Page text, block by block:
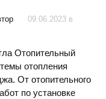
09.06.2023 в
Отопительный
отопления
От отопительного
по установке